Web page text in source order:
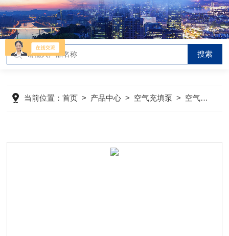
当前位置：首页 > 产品中心 > 空气充填泵 > 空气压缩机